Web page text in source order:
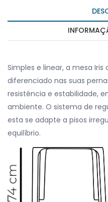
Simples e linear, a mesa
diferenciado nas suas
resistência e estabilidade,
ambiente. O sistema de
esta se adapte a pisos
equilíbrio.